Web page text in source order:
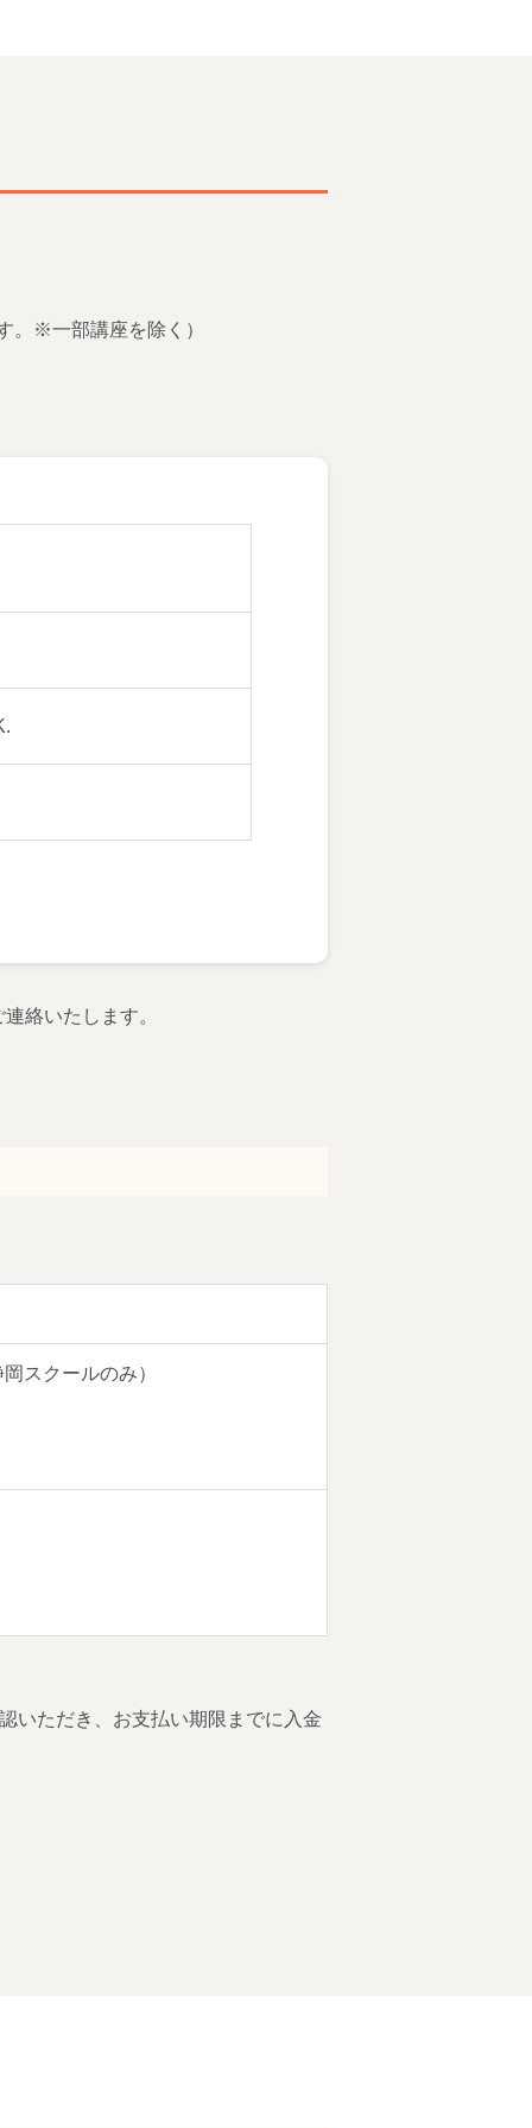
。※一部講座を除く）
絡いたします。
スクールのみ）
いただき、お支払い期限までに入金